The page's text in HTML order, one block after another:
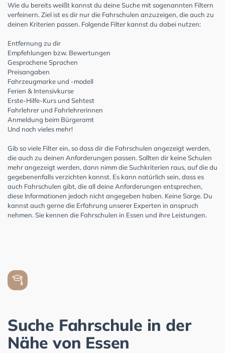
Wie du bereits weißt kannst du deine Suche mit sogenannten Filtern
verfeinern. Ziel ist es dir nur die Fahrschulen anzuzeigen, die auch zu
deinen Kriterien passen. Folgende Filter kannst du dabei nutzen:
Entfernung zu dir
Empfehlungen bzw. Bewertungen
Gesprochene Sprachen
Preisangaben
Fahrzeugmarke und -modell
Ferien & Intensivkurse
Erste-Hilfe-Kurs und Sehtest
Fahrlehrer und Fahrlehrerinnen
Anmeldung beim Bürgeramt
Und noch vieles mehr!
Gib so viele Filter ein, so dass dir die Fahrschulen angezeigt werden,
die auch zu deinen Anforderungen passen. Sollten dir keine Schulen
mehr angezeigt werden, dann nimm die Suchkriterien raus, auf die du
gegebenenfalls verzichten kannst. Es kann natürlich sein, dass es
auch Fahrschulen gibt, die all deine Anforderungen entsprechen,
diese Informationen jedoch nicht angegeben haben. Keine Sorge. Du
kannst auch gerne die Erfahrung unserer Experten in anspruch
nehmen. Sie kennen die Fahrschulen in Essen und ihre Leistungen.
Suche Fahrschule in der
Nähe von Essen